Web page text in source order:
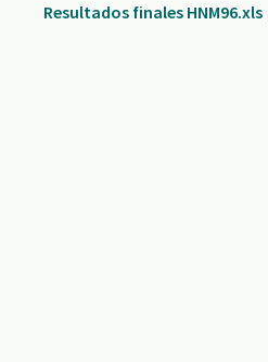
Resultados finales HNM96.xls